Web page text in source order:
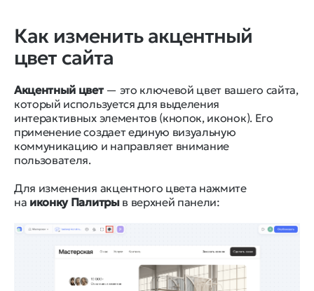
Как изменить акцентный
цвет сайта
Акцентный цвет— это ключевой цвет вашего сайта,
который используется для выделения
интерактивных элементов (кнопок, иконок). Его
применение создает единую визуальную
коммуникацию и направляет внимание
пользователя.
Для изменения акцентного цвета нажмите
на иконку Палитрыв верхней панели: